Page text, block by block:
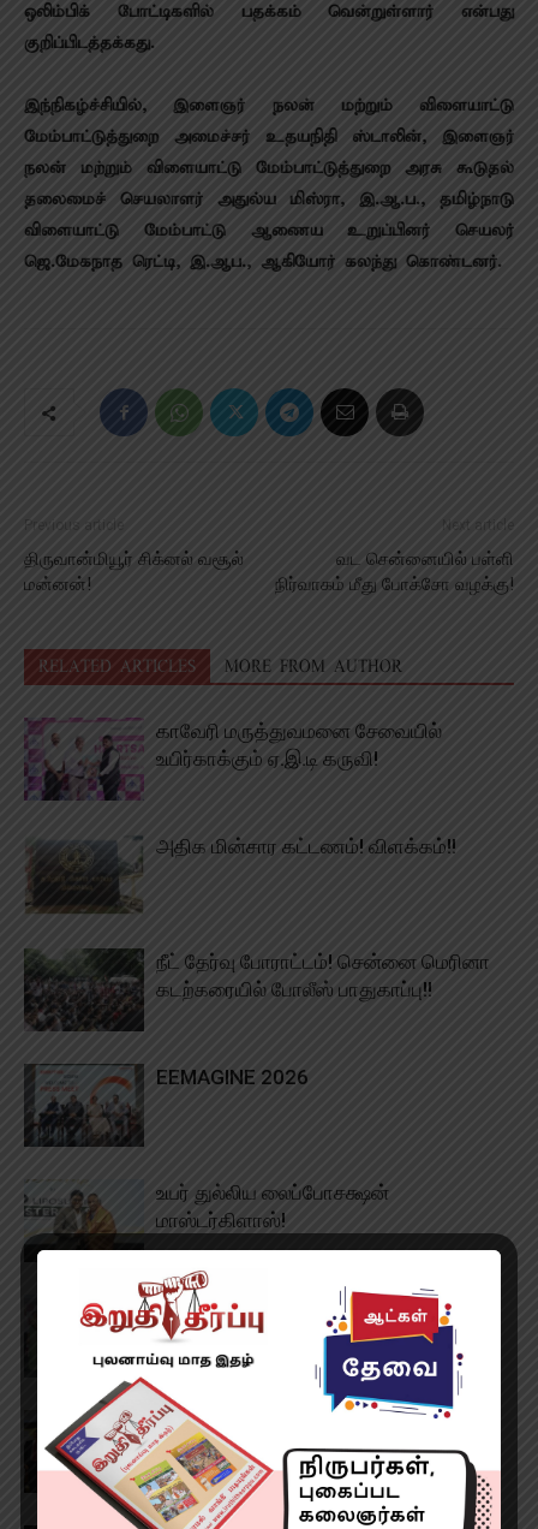
ஒலிம்பிக் போட்டிகளில் பதக்கம் வென்றுள்ளார் என்பது
குறிப்பிடத்தக்கது.
இந்நிகழ்ச்சியில், இளைஞர் நலன் மற்றும் விளையாட்டு
மேம்பாட்டுத்துறை அமைச்சர் உதயநிதி ஸ்டாலின், இளைஞர்
நலன் மற்றும் விளையாட்டு மேம்பாட்டுத்துறை அரசு கூடுதல்
தலைமைச் செயலாளர் அதுல்ய மிஸ்ரா, இ.ஆ.ப., தமிழ்நாடு
விளையாட்டு மேம்பாட்டு ஆணைய உறுப்பினர் செயலர்
ஜெ.மேகநாத ரெட்டி, இ.ஆப., ஆகியோர் கலந்து கொண்டனர்.
Previous article
திருவான்மியூர் சிக்னல் வசூல்
மன்னன்!
Next article
வட சென்னையில் பள்ளி
நிர்வாகம் மீது போக்சோ வழக்கு!
RELATED ARTICLES MORE FROM AUTHOR
காவேரி மருத்துவமனை சேவையில்
உயிர்காக்கும் ஏ.இ.டி கருவி!
அதிக மின்சார கட்டணம்! விளக்கம்!!
நீட் தேர்வு போராட்டம்! சென்னை மெரினா
கடற்கரையில் போலீஸ் பாதுகாப்பு!!
EEMAGINE 2026
உயர் துல்லிய லைப்போசக்ஷன்
மாஸ்டர்கிளாஸ்!
காவேரி மருத்துவமனையின் ‘ஹைபிரிட்
கேத் லேபில்’
அப்பல்லோ குழந்தைகள்
மருத்துவமனையில் 400 அறுவை
சிகிச்சைகள் நிறைவு!